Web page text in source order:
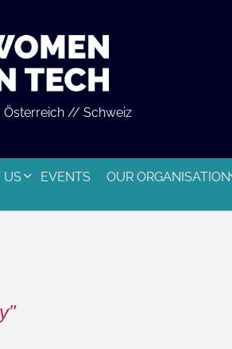
// Schweiz
US EVENTS
OUR ORGANISATION